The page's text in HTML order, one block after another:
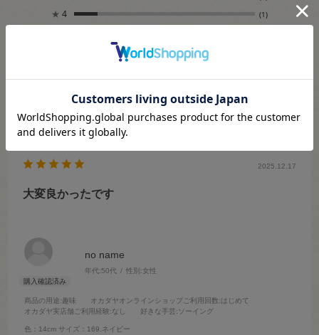
★ 4 (1)
絞り込み 表示：新しい順
no name
年代:50代 性別:女性
商品の用途:趣味 オカダヤオンラインショップご利用回数:はじめて
オカダヤ実店舗ご利用経験:なし 好きな手芸:ソーイング
色：14cm サイズ：169.ネイビー
2025.12.17
大変良かったです